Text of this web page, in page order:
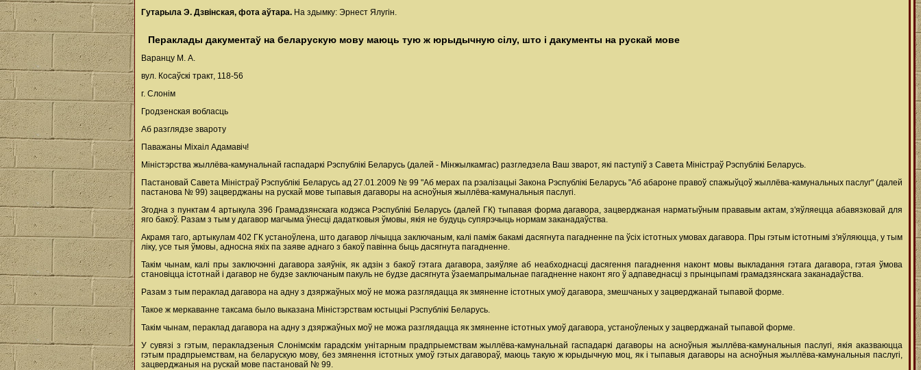
Гутарыла Э. Дзвінская, фота аўтара. На здымку: Эрнест Ялугін.
Пераклады дакументаў на беларускую мову маюць тую ж юрыдычную сілу, што і дакументы на рускай мове
Варанцу М. А.
вул. Косаўскі тракт, 118-56
г. Слонім
Гродзенская вобласць
Аб разглядзе звароту
Паважаны Міхаіл Адамавіч!
Міністэрства жыллёва-камунальнай гаспадаркі Рэспублікі Беларусь (далей - Мінжылкамгас) разгледзела Ваш зварот, які паступіў з Савета Міністраў Рэспублікі Беларусь.
Пастановай Савета Міністраў Рэспублікі Беларусь ад 27.01.2009 № 99 "Аб мерах па рэалізацыі Закона Рэспублікі Беларусь "Аб абароне правоў спажыўцоў жыллёва-камунальных паслуг" (далей
пастанова № 99) зацверджаны на рускай мове тыпавыя дагаворы на асноўныя жыллёва-камунальныя паслугі.
Згодна з пунктам 4 артыкула 396 Грамадзянскага кодэкса Рэспублікі Беларусь (далей ГК) тыпавая форма дагавора, зацверджаная нарматыўным прававым актам, з'яўляецца абавязковай для
яго бакоў. Разам з тым у дагавор магчыма ўнесці дадатковыя ўмовы, якія не будуць супярэчыць нормам заканадаўства.
Акрамя таго, артыкулам 402 ГК устаноўлена, што дагавор лічыцца заключаным, калі паміж бакамі дасягнута пагадненне па ўсіх істотных умовах дагавора. Пры гэтым істотнымі з'яўляюцца, у тым
ліку, усе тыя ўмовы, адносна якіх па заяве аднаго з бакоў павінна быць дасягнута пагадненне.
Такім чынам, калі пры заключэнні дагавора заяўнік, як адзін з бакоў гэтага дагавора, заяўляе аб неабходнасці дасягення пагаднення наконт мовы выкладання гэтага дагавора, гэтая ўмова
становіцца істотнай і дагавор не будзе заключаным пакуль не будзе дасягнута ўзаемапрымальнае пагадненне наконт яго ў адпаведнасці з прынцыпамі грамадзянскага заканадаўства.
Разам з тым пераклад дагавора на адну з дзяржаўных моў не можа разглядацца як змяненне істотных умоў дагавора, змешчаных у зацверджанай тыпавой форме.
Такое ж меркаванне таксама было выказана Міністэрствам юстыцыі Рэспублікі Беларусь.
Такім чынам, пераклад дагавора на адну з дзяржаўных моў не можа разглядацца як змяненне істотных умоў дагавора, устаноўленых у зацверджанай тыпавой форме.
У сувязі з гэтым, перакладзеныя Слонімскім гарадскім унітарным прадпрыемствам жыллёва-камунальнай гаспадаркі дагаворы на асноўныя жыллёва-камунальныя паслугі, якія аказваюцца
гэтым прадпрыемствам, на беларускую мову, без змянення істотных умоў гэтых дагавораў, маюць такую ж юрыдычную моц, як і тыпавыя дагаворы на асноўныя жыллёва-камунальныя паслугі,
зацверджаныя на рускай мове пастановай № 99.